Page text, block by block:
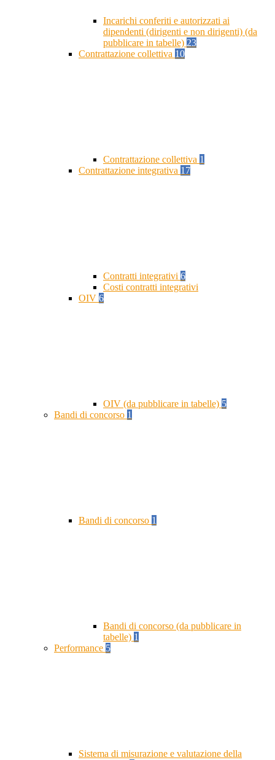
Incarichi conferiti e autorizzati ai
dipendenti (dirigenti e non dirigenti) (da
pubblicare in tabelle) 23
Contrattazione collettiva 10
Contrattazione collettiva 1
Contrattazione integrativa 17
Contratti integrativi 6
Costi contratti integrativi
OIV 6
OIV (da pubblicare in tabelle) 5
Bandi di concorso 1
Bandi di concorso 1
Bandi di concorso (da pubblicare in
tabelle) 1
Performance 5
Sistema di misurazione e valutazione della